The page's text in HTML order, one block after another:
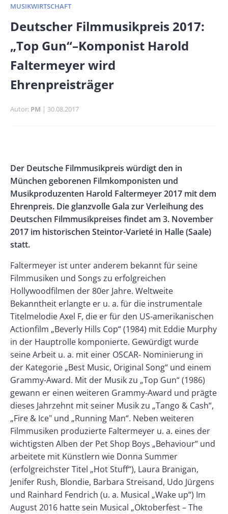
MUSIKWIRTSCHAFT
Banner
Size
Deutscher Filmmusikpreis 2017:
„Top Gun“–Komponist Harold
Faltermeyer wird
Ehrenpreisträger
Autor PM Publikationsdatum
30.08.2017
Left
Rectangle
Right
Body
Der Deutsche Filmmusikpreis würdigt den in
München geborenen Filmkomponisten und
Musikproduzenten Harold Faltermeyer 2017 mit dem
Ehrenpreis. Die glanzvolle Gala zur Verleihung des
Deutschen Filmmusikpreises findet am 3. November
2017 im historischen Steintor-Varieté in Halle (Saale)
statt.
Faltermeyer ist unter anderem bekannt für seine
Filmmusiken und Songs zu erfolgreichen
Hollywoodfilmen der 80er Jahre. Weltweite
Bekanntheit erlangte er u. a. für die instrumentale
Titelmelodie Axel F, die er für den US-amerikanischen
Actionfilm „Beverly Hills Cop“ (1984) mit Eddie Murphy
in der Hauptrolle komponierte. Gewürdigt wurde
seine Arbeit u. a. mit einer OSCAR- Nominierung in
der Kategorie „Best Music, Original Song“ und einem
Grammy-Award. Mit der Musik zu „Top Gun“ (1986)
gewann er einen weiteren Grammy-Award und prägte
dieses Jahrzehnt mit seiner Musik zu „Tango & Cash“,
„Fire & Ice" und „Running Man“. Neben weiteren
Filmmusiken produzierte Faltermeyer u. a. eines der
wichtigsten Alben der Pet Shop Boys „Behaviour“ und
arbeitete mit Künstlern wie Donna Summer
(erfolgreichster Titel „Hot Stuff“), Laura Branigan,
Jenifer Rush, Blondie, Barbara Streisand, Udo Jürgens
und Rainhard Fendrich (u. a. Musical „Wake up“) Im
August 2016 hatte sein Musical „Oktoberfest – The